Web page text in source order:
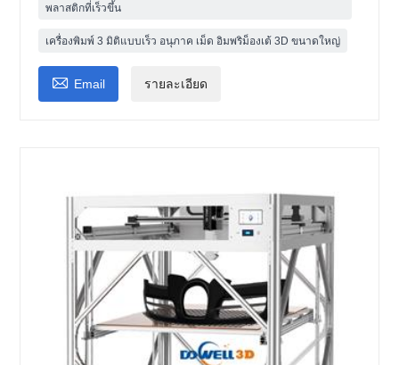
พลาสติกที่เร็วขึ้น
เครื่องพิมพ์ 3 มิติแบบเร็ว อนุภาค เม็ด อิมพริม็องเต้ 3D ขนาดใหญ่
 Email รายละเอียด